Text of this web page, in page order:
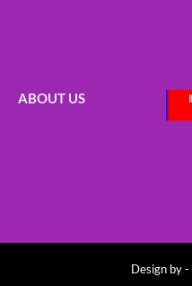
ABOUT US
Design by -